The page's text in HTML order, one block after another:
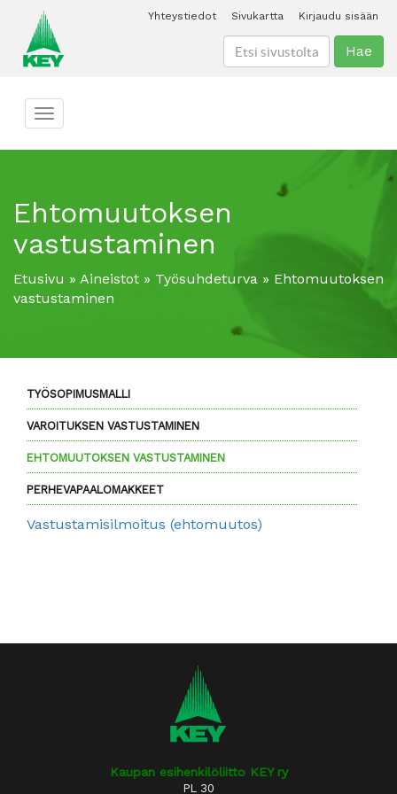
Yhteystiedot Sivukartta Kirjaudu sisään
Hae
Toggle navigation
Ehtomuutoksen
vastustaminen
Etusivu » Aineistot » Työsuhdeturva » Ehtomuutoksen
vastustaminen
TYÖSOPIMUSMALLI
VAROITUKSEN VASTUSTAMINEN
EHTOMUUTOKSEN VASTUSTAMINEN
PERHEVAPAALOMAKKEET
Vastustamisilmoitus (ehtomuutos)
Kaupan esihenkilöliitto KEY ry
PL 30